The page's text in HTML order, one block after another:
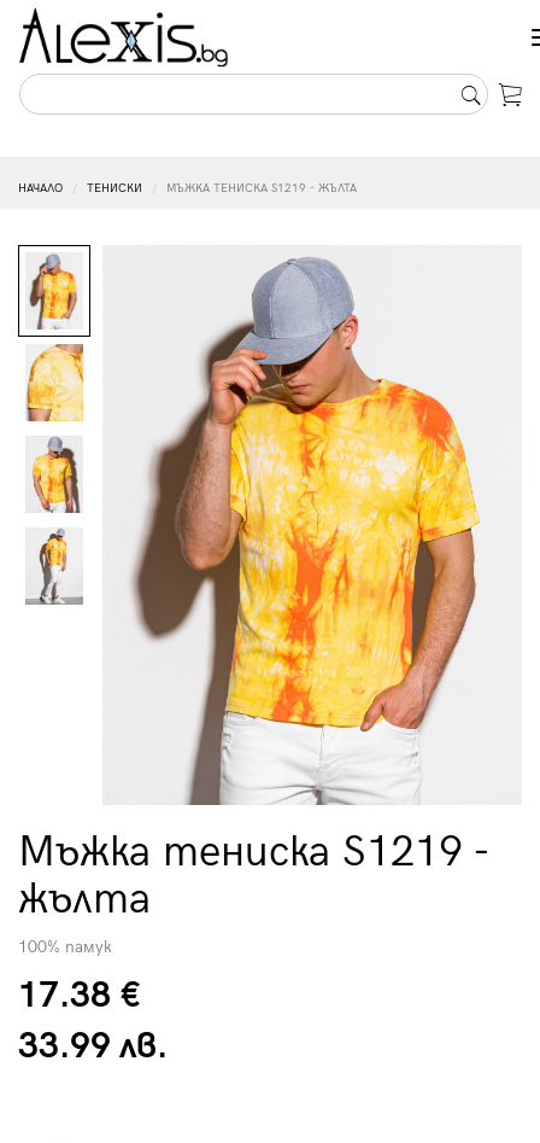
НАЧАЛО ТЕНИСКИ МЪЖКА ТЕНИСКА S1219 - ЖЪЛТА
Мъжка тениска S1219 -
жълта
100% памук
17.38 €
33.99 лв.